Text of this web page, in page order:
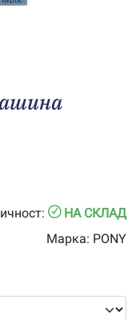
НА СКЛАД
Марка: PONY